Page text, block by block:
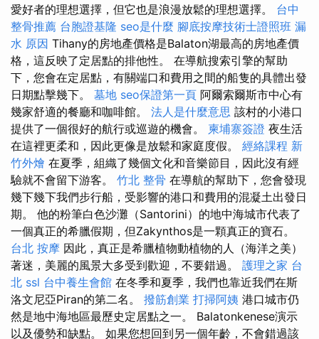
愛好者的理想選擇，但它也是浪漫放鬆的理想選擇。 台中
整骨推薦 台胞證基隆 seo是什麼 腳底按摩技術士證照班 漏
水 原因 Tihany的房地產價格是Balaton湖最高的房地產價
格，這反映了定居點的排他性。 在導航搜索引擎的幫助
下，您會在定居點，有關端口和費用之間的船隻的具體出發
日期點擊幾下。 墓地 seo保證第一頁 阿爾索爾斯市中心有
幾家舒適的餐廳和咖啡館。 法人是什麼意思 該村的小港口
提供了一個很好的航行或巡遊的機會。 柬埔寨簽證 夜生活
在這裡更柔和，因此更像是放鬆和家庭度假。 經絡課程 新
竹外燴 在夏季，組織了幾個文化和音樂節目，因此沒有經
驗就不會留下游客。 竹北 整骨 在導航的幫助下，您會發現
幾下幾下我們步行船，受影響的港口和費用的混凝土出發日
期。 他的粉筆白色沙灘（Santorini）的地中海城市代表了
一個真正的希臘假期，但Zakynthos是一顆真正的寶石。
台北 按摩 因此，真正是希臘植物動植物的人（海洋之美）
著迷，美麗的風景大多受到歡迎，不要錯過。 護理之家 台
北 ssl 台中養生會館 在冬季和夏季，我們也靠近我們在斯
洛文尼亞Piran的第二名。 撥筋創業 打掃阿姨 港口城市仍
然是地中海地區最歷史定居點之一。 Balatonkenese演示
以及優勢和缺點。 如果您想回到另一個年齡，不會錯過該